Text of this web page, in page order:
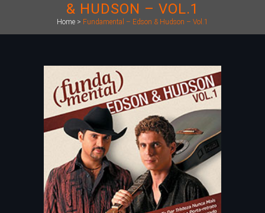
& HUDSON – VOL.1
Home > Fundamental – Edson & Hudson – Vol.1